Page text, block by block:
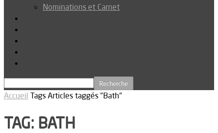
Nominations et Carnet
Accueil Tags Articles taggés "Bath"
TAG: BATH